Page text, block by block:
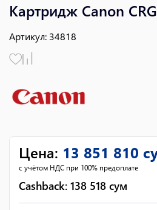
Картридж Canon
Артикул: 34818
Цена: 13 851 810
с учётом НДС при 100% предоплате
Cashback: 138 518 сум